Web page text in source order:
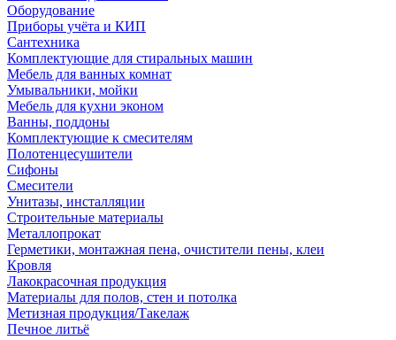
Оборудование
Приборы учёта и КИП
Сантехника
Комплектующие для стиральных машин
Мебель для ванных комнат
Умывальники, мойки
Мебель для кухни эконом
Ванны, поддоны
Комплектующие к смесителям
Полотенцесушители
Сифоны
Смесители
Унитазы, инсталляции
Строительные материалы
Металлопрокат
Герметики, монтажная пена, очистители пены, клеи
Кровля
Лакокрасочная продукция
Материалы для полов, стен и потолка
Метизная продукция/Такелаж
Печное литьё